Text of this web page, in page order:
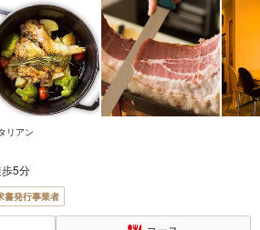
リアン
5分
書発行事業者